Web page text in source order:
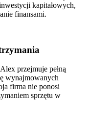
kapitałowych,
finansami.
przejmuje pełną
wynajmowanych
firma nie ponosi
sprzętu w